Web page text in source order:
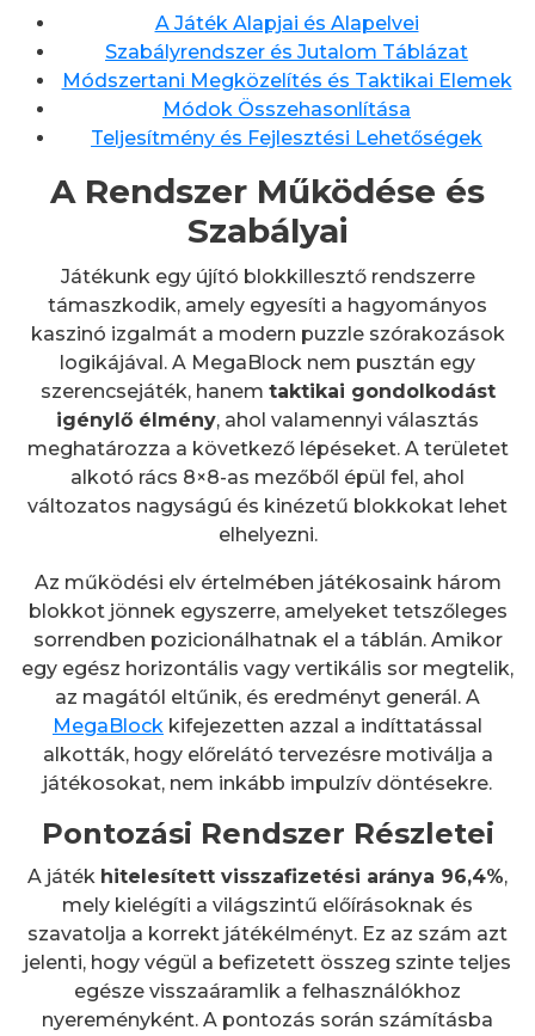
A Játék Alapjai és Alapelvei
Szabályrendszer és Jutalom Táblázat
Módszertani Megközelítés és Taktikai Elemek
Módok Összehasonlítása
Teljesítmény és Fejlesztési Lehetőségek
A Rendszer Működése és
Szabályai
Játékunk egy újító blokkillesztő rendszerre
támaszkodik, amely egyesíti a hagyományos
kaszinó izgalmát a modern puzzle szórakozások
logikájával. A MegaBlock nem pusztán egy
szerencsejáték, hanem taktikai gondolkodást
igénylő élmény, ahol valamennyi választás
meghatározza a következő lépéseket. A területet
alkotó rács 8×8-as mezőből épül fel, ahol
változatos nagyságú és kinézetű blokkokat lehet
elhelyezni.
Az működési elv értelmében játékosaink három
blokkot jönnek egyszerre, amelyeket tetszőleges
sorrendben pozicionálhatnak el a táblán. Amikor
egy egész horizontális vagy vertikális sor megtelik,
az magától eltűnik, és eredményt generál. A
MegaBlock kifejezetten azzal a indíttatással
alkották, hogy előrelátó tervezésre motiválja a
játékosokat, nem inkább impulzív döntésekre.
Pontozási Rendszer Részletei
A játék hitelesített visszafizetési aránya 96,4%,
mely kielégíti a világszintű előírásoknak és
szavatolja a korrekt játékélményt. Ez az szám azt
jelenti, hogy végül a befizetett összeg szinte teljes
egésze visszaáramlik a felhasználókhoz
nyereményként. A pontozás során számításba